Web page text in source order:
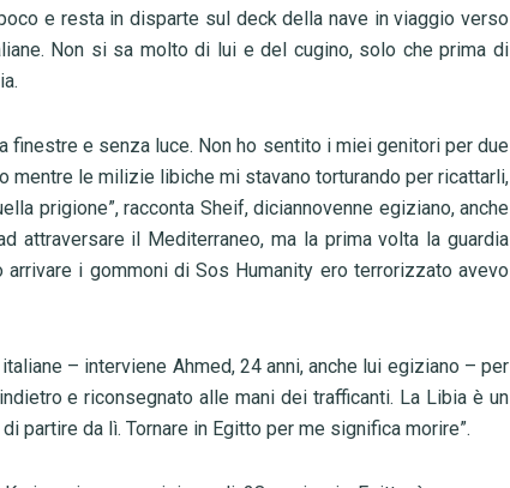
e resta in disparte sul deck della nave in viaggio verso
Non si sa molto di lui e del cugino, solo che prima di
finestre e senza luce. Non ho sentito i miei genitori per due
le milizie libiche mi stavano torturando per ricattarli,
prigione”, racconta Sheif, diciannovenne egiziano, anche
attraversare il Mediterraneo, ma la prima volta la guardia
i gommoni di Sos Humanity ero terrorizzato avevo
– interviene Ahmed, 24 anni, anche lui egiziano – per
e riconsegnato alle mani dei trafficanti. La Libia è un
partire da lì. Tornare in Egitto per me significa morire”.